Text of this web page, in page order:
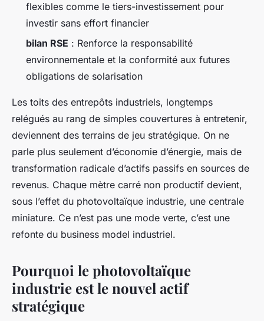
flexibles comme le tiers-investissement pour
investir sans effort financier
bilan RSE : Renforce la responsabilité
environnementale et la conformité aux futures
obligations de solarisation
Les toits des entrepôts industriels, longtemps
relégués au rang de simples couvertures à entretenir,
deviennent des terrains de jeu stratégique. On ne
parle plus seulement d’économie d’énergie, mais de
transformation radicale d’actifs passifs en sources de
revenus. Chaque mètre carré non productif devient,
sous l’effet du photovoltaïque industrie, une centrale
miniature. Ce n’est pas une mode verte, c’est une
refonte du business model industriel.
Pourquoi le photovoltaïque
industrie est le nouvel actif
stratégique